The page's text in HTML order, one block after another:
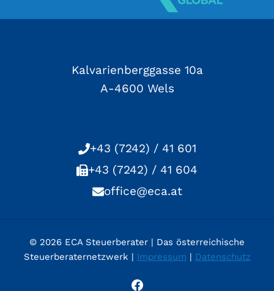
Kalvarienberggasse 10a
A-4600 Wels
+43 (7242) / 41 601
+43 (7242) / 41 604
office@eca.at
© 2026 ECA Steuerberater | Das österreichische
Steuerberaternetzwerk | Impressum | Datenschutz